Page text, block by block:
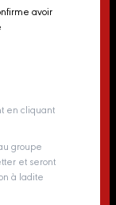
avoir
en cliquant
groupe
et seront
à ladite